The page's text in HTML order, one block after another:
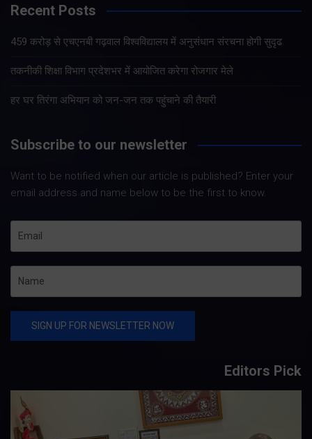
Recent Posts
459 करोड़ से एचएनबी गढ़वाल विश्वविद्यालय में अनुसंधान संरचना होगी सुदृढ
तकनीकी शिक्षा विभाग प्रदेशभर में आयोजित करेगा रोजगार मेले
हर घर तिरंगा अभियान को जन-जन तक पहुंचाने की तैयारी
Subscribe to our newsletter
Want to be notified when our article is published? Enter your
email address and name below to be the first to know.
Editors Pick